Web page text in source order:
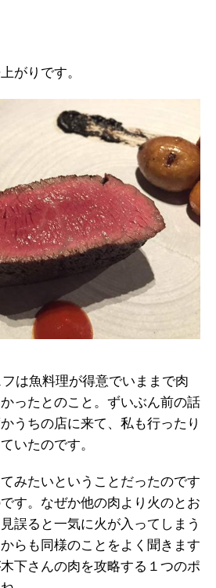
がりです。
は魚料理が得意でいままで肉
ったとのこと。ずいぶん前の話
うちの店に来て、私も行ったり
いたのです。
みたいということだったのです
す。なぜか他の肉より火のとお
誤ると一気に火が入ってしまう
らも同様のことをよく聞きます
下さんの肉を攻略する１つのポ